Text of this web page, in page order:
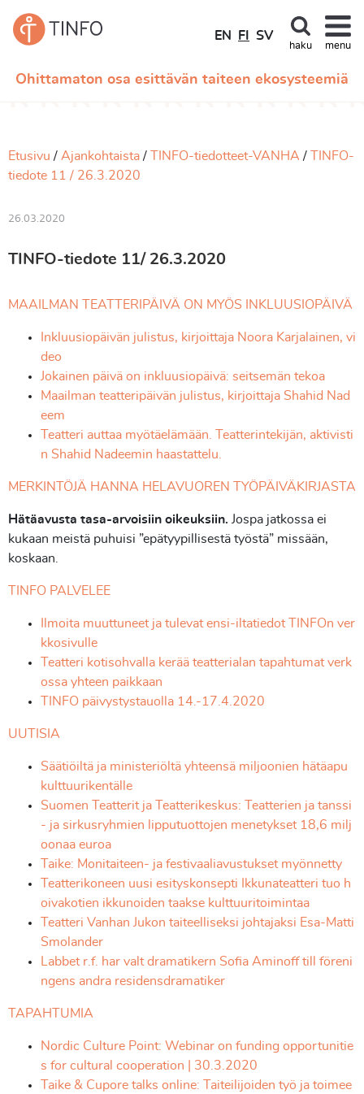
Ohittamaton osa esittävän taiteen ekosysteemiä
EN FI SV
haku menu
Etusivu Ajankohtaista TINFO-tiedotteet-VANHA
TINFO-
tiedote 11 / 26.3.2020
26.03.2020
TINFO-tiedote 11/ 26.3.2020
MAAILMAN TEATTERIPÄIVÄ ON MYÖS INKLUUSIOPÄIVÄ
Inkluusiopäivän julistus, kirjoittaja Noora Karjalainen, vi
deo
Jokainen päivä on inkluusiopäivä: seitsemän tekoa
Maailman teatteripäivän julistus, kirjoittaja Shahid Nad
eem
Teatteri auttaa myötäelämään. Teatterintekijän, aktivisti
n Shahid Nadeemin haastattelu.
MERKINTÖJÄ HANNA HELAVUOREN TYÖPÄIVÄKIRJASTA
Hätäavusta tasa-arvoisiin oikeuksiin. Jospa jatkossa ei
kukaan meistä puhuisi ”epätyypillisestä työstä” missään,
koskaan.
TINFO PALVELEE
Ilmoita muuttuneet ja tulevat ensi-iltatiedot TINFOn ver
kkosivulle
Teatteri kotisohvalla kerää teatterialan tapahtumat verk
ossa yhteen paikkaan
TINFO päivystystauolla 14.-17.4.2020
UUTISIA
Säätiöiltä ja ministeriöltä yhteensä miljoonien hätäapu
kulttuurikentälle
Suomen Teatterit ja Teatterikeskus: Teatterien ja tanssi
- ja sirkusryhmien lipputuottojen menetykset 18,6 milj
oonaa euroa
Taike: Monitaiteen- ja festivaaliavustukset myönnetty
Teatterikoneen uusi esityskonsepti Ikkunateatteri tuo h
oivakotien ikkunoiden taakse kulttuuritoimintaa
Teatteri Vanhan Jukon taiteelliseksi johtajaksi Esa-Matti
Smolander
Labbet r.f. har valt dramatikern Sofia Aminoff till föreni
ngens andra residensdramatiker
TAPAHTUMIA
Nordic Culture Point: Webinar on funding opportunitie
s for cultural cooperation | 30.3.2020
Taike & Cupore talks online: Taiteilijoiden työ ja toimee